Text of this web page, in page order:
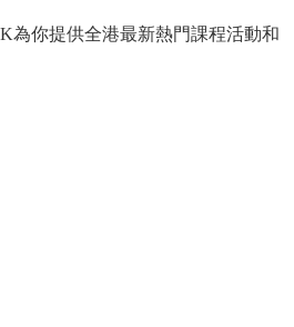
為你提供全港最新熱門課程活動和